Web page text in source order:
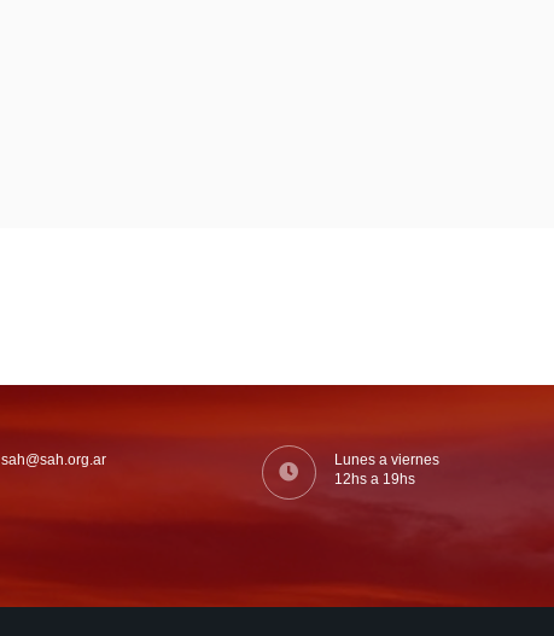
sah@sah.org.ar
Lunes a viernes
12hs a 19hs